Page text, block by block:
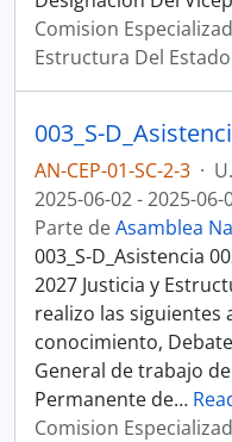
Comision
Estructura Del Estado
AN-CEP-01-SC-2-3 ·
2025-06-02 - 2025-06-
Parte deAsamblea
003_S-D_Asistencia
2027 Justicia y
realizo las siguientes
conocimiento,
General de trabajo
Permanente de…
Comision